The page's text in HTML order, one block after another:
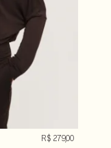
R$ 279,00